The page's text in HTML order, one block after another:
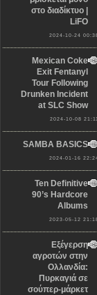
στο διαδίκτυο |
LiFO
2024-10-24
Mexican Coke
Exit Fentanyl
Tour Following
Drunken Incident
at SLC Show
2024-10-08
SAMBA BASICS
2024-01-16
Ten Definitive
90’s Hardcore
Albums
2023-05-12
Εξέγερση
αγροτών στην
Ολλανδία:
Πυρκαγιά σε
σούπερ-μάρκετ